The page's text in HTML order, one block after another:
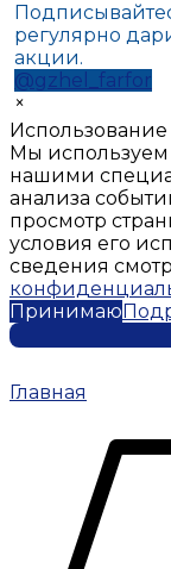
регулярно
акции.
@gzhel_farfor
×
Мы используем
нашими
анализа
просмотр
условия его
сведения
Принимаю
Главная